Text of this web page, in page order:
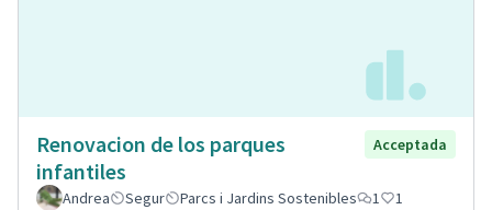
Renovacion de los parques
infantiles
Acceptada
Andrea Segur Parcs i Jardins Sostenibles 1 1